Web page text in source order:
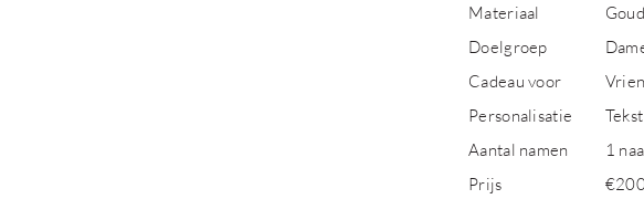
Materiaal
Goud
Doelgroep
Cadeau voor
Personalisatie
Aantal namen
1
Prijs